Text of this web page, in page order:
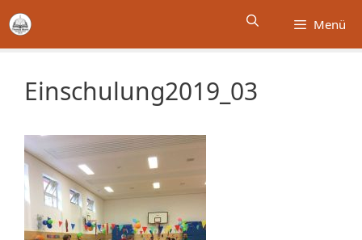
Zum
Inhalt
springen
Menü
Einschulung2019_03